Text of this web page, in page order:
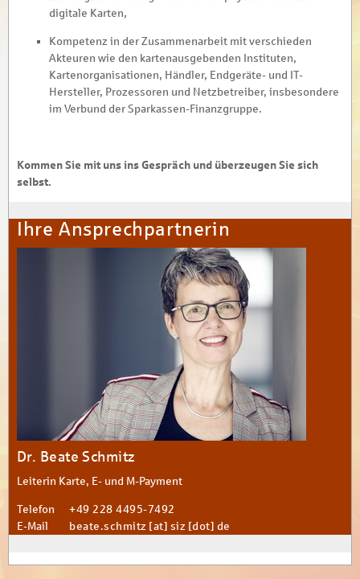
digitale Karten,
Kompetenz in der Zusammenarbeit mit verschieden
Akteuren wie den kartenausgebenden Instituten,
Kartenorganisationen, Händler, Endgeräte- und IT-
Hersteller, Prozessoren und Netzbetreiber, insbesondere
im Verbund der Sparkassen-Finanzgruppe.
Kommen Sie mit uns ins Gespräch und überzeugen Sie sich
selbst.
Ihre Ansprechpartnerin
Dr. Beate Schmitz
Leiterin Karte, E- und M-Payment
Telefon
+49 228 4495-7492
E-Mail
beate.schmitz [at] siz [dot] de